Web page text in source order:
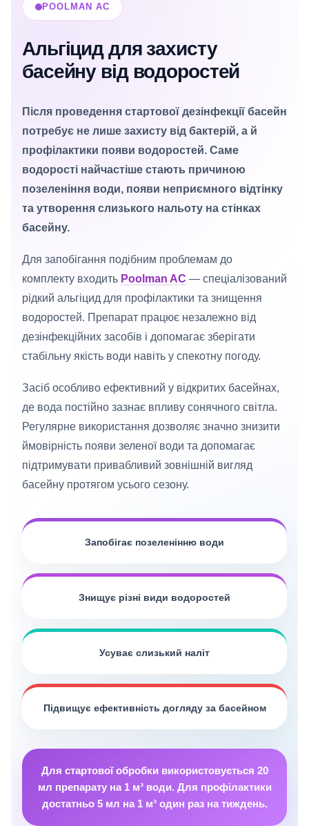
POOLMAN AC
Альгіцид для захисту
басейну від водоростей
Після проведення стартової дезінфекції басейн
потребує не лише захисту від бактерій, а й
профілактики появи водоростей. Саме
водорості найчастіше стають причиною
позеленіння води, появи неприємного відтінку
та утворення слизького нальоту на стінках
басейну.
Для запобігання подібним проблемам до
комплекту входить Poolman AC — спеціалізований
рідкий альгіцид для профілактики та знищення
водоростей. Препарат працює незалежно від
дезінфекційних засобів і допомагає зберігати
стабільну якість води навіть у спекотну погоду.
Засіб особливо ефективний у відкритих басейнах,
де вода постійно зазнає впливу сонячного світла.
Регулярне використання дозволяє значно знизити
ймовірність появи зеленої води та допомагає
підтримувати привабливий зовнішній вигляд
басейну протягом усього сезону.
Запобігає позеленінню води
Знищує різні види водоростей
Усуває слизький наліт
Підвищує ефективність догляду за басейном
Для стартової обробки використовується 20
мл препарату на 1 м³ води. Для профілактики
достатньо 5 мл на 1 м³ один раз на тиждень.